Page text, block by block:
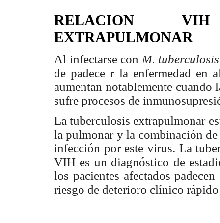
RELACION
EXTRAPULMONAR
Al infectarse con M.
de padece r la enfermedad en
aumentan notablemente
sufre procesos de
La tuberculosis extrapulmonar
la pulmonar y la combinación
infección por este virus. La
VIH es un diagnóstico de
los pacientes afectados
riesgo de deterioro clínico